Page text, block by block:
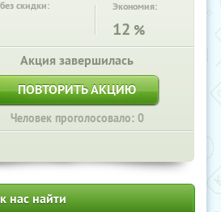
скидки: Экономия:
12 %
Акция завершилась
ПОВТОРИТЬ АКЦИЮ
Человек проголосовало: 0
нас найти